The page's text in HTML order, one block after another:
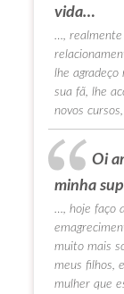
vida…
…,
lhe
sua fã, lhe
novos
Oi
minha
…, hoje faço
muito mais
meus filhos,
mulher que